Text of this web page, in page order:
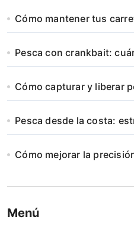
Cómo mantener tus
Pesca con crankbait:
Cómo capturar y liberar
Pesca desde la costa:
Cómo mejorar la
Menú